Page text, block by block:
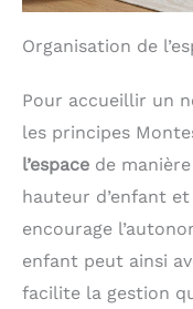
Organisation de
Pour accueillir un
les principes
l’espace de
hauteur d’enfant
encourage
enfant peut ainsi
facilite la gestion